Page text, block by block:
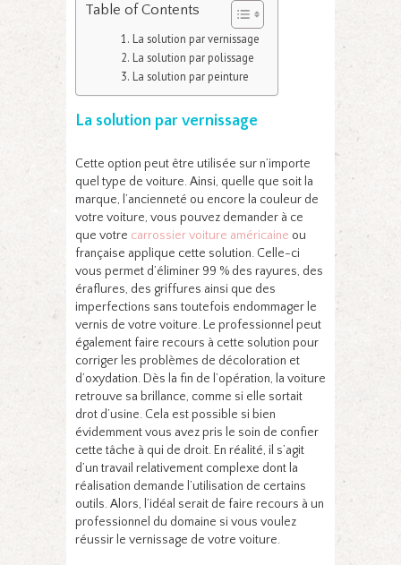
Table of Contents
La solution par vernissage
La solution par polissage
La solution par peinture
La solution par vernissage
Cette option peut être utilisée sur n’importe
quel type de voiture. Ainsi, quelle que soit la
marque, l’ancienneté ou encore la couleur de
votre voiture, vous pouvez demander à ce
que votre carrossier voiture américaine ou
française applique cette solution. Celle-ci
vous permet d’éliminer 99 % des rayures, des
éraflures, des griffures ainsi que des
imperfections sans toutefois endommager le
vernis de votre voiture. Le professionnel peut
également faire recours à cette solution pour
corriger les problèmes de décoloration et
d’oxydation. Dès la fin de l’opération, la voiture
retrouve sa brillance, comme si elle sortait
drot d’usine. Cela est possible si bien
évidemment vous avez pris le soin de confier
cette tâche à qui de droit. En réalité, il s’agit
d’un travail relativement complexe dont la
réalisation demande l’utilisation de certains
outils. Alors, l’idéal serait de faire recours à un
professionnel du domaine si vous voulez
réussir le vernissage de votre voiture.